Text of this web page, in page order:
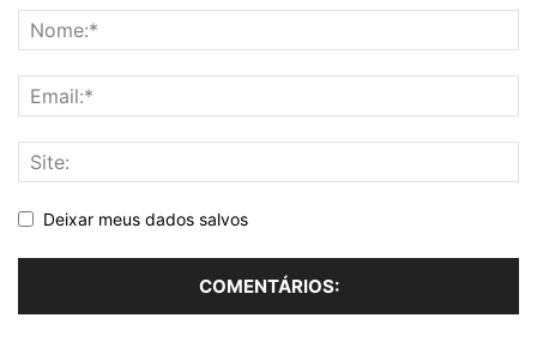
Deixar meus dados salvos